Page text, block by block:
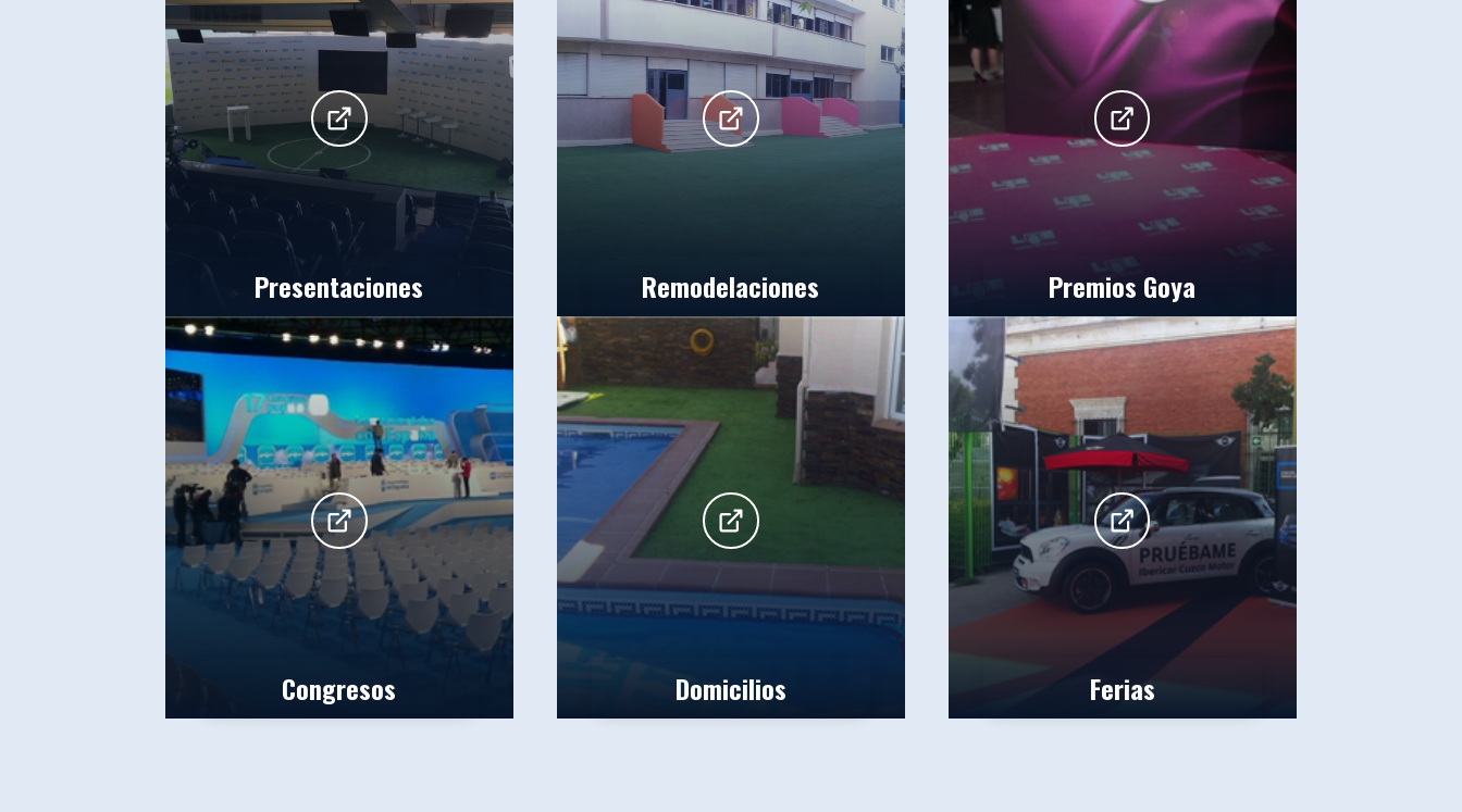
Presentaciones Remodelaciones Premios Goya
Congresos Domicilios Ferias